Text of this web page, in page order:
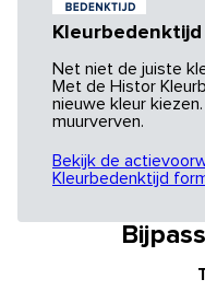
Kleurbedenktijd
Net niet de juiste
Met de Histor
nieuwe kleur
muurverven.
Bekijk de
Kleurbedenktijd